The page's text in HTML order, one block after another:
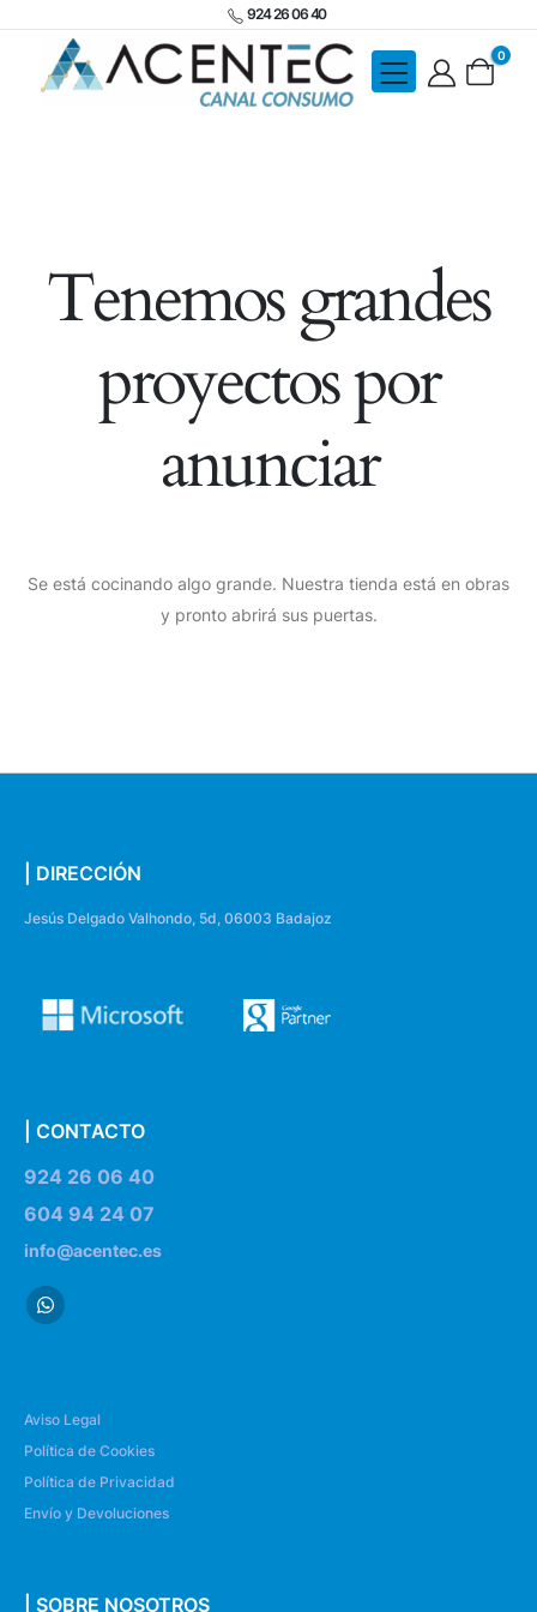
924 26 06 40
0
Tenemos grandes
proyectos por
anunciar
Se está cocinando algo grande. Nuestra tienda está en obras
y pronto abrirá sus puertas.
| DIRECCIÓN
Jesús Delgado Valhondo, 5d, 06003 Badajoz
| CONTACTO
924 26 06 40
604 94 24 07
info@acentec.es
Aviso Legal
Política de Cookies
Política de Privacidad
Envío y Devoluciones
| SOBRE NOSOTROS